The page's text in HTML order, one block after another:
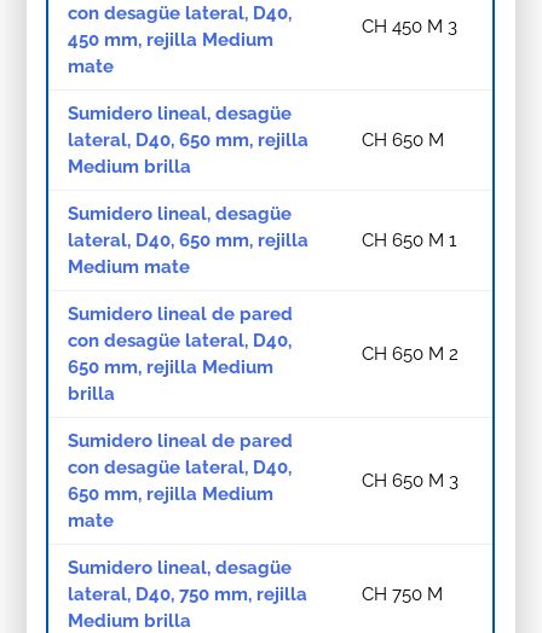
con desagüe lateral, D40,
450 mm, rejilla Medium
mate
CH 450 M 3
Sumidero lineal, desagüe
lateral, D40, 650 mm, rejilla
Medium brilla
CH 650 M
Sumidero lineal, desagüe
lateral, D40, 650 mm, rejilla
Medium mate
CH 650 M 1
Sumidero lineal de pared
con desagüe lateral, D40,
650 mm, rejilla Medium
brilla
CH 650 M 2
Sumidero lineal de pared
con desagüe lateral, D40,
650 mm, rejilla Medium
mate
CH 650 M 3
Sumidero lineal, desagüe
lateral, D40, 750 mm, rejilla
Medium brilla
CH 750 M